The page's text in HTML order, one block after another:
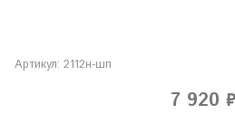
Артикул: 2112н-шп
7 920 ₽